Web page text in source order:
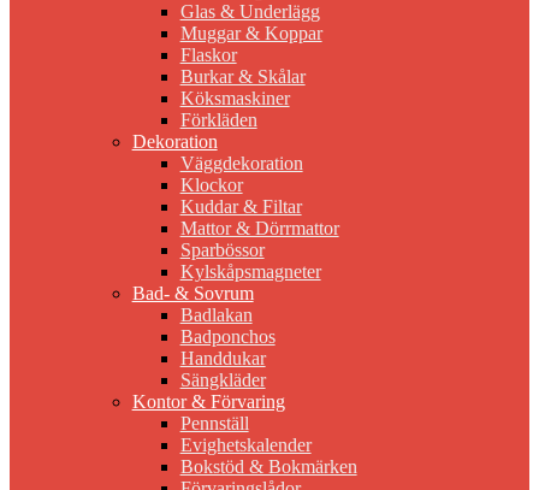
Glas & Underlägg
Muggar & Koppar
Flaskor
Burkar & Skålar
Köksmaskiner
Förkläden
Dekoration
Väggdekoration
Klockor
Kuddar & Filtar
Mattor & Dörrmattor
Sparbössor
Kylskåpsmagneter
Bad- & Sovrum
Badlakan
Badponchos
Handdukar
Sängkläder
Kontor & Förvaring
Pennställ
Evighetskalender
Bokstöd & Bokmärken